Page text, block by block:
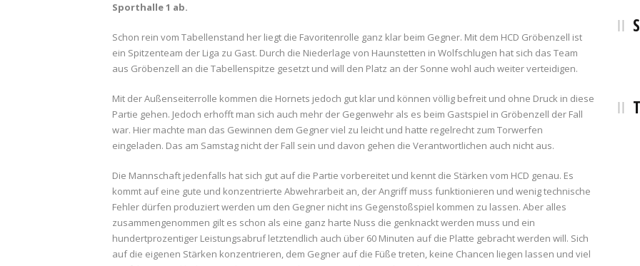
Sporthalle 1 ab.
Schon rein vom Tabellenstand her liegt die Favoritenrolle ganz klar beim Gegner. Mit dem HCD Gröbenzell ist
ein Spitzenteam der Liga zu Gast. Durch die Niederlage von Haunstetten in Wolfschlugen hat sich das Team
aus Gröbenzell an die Tabellenspitze gesetzt und will den Platz an der Sonne wohl auch weiter verteidigen.
Mit der Außenseiterrolle kommen die Hornets jedoch gut klar und können völlig befreit und ohne Druck in diese
Partie gehen. Jedoch erhofft man sich auch mehr der Gegenwehr als es beim Gastspiel in Gröbenzell der Fall
war. Hier machte man das Gewinnen dem Gegner viel zu leicht und hatte regelrecht zum Torwerfen
eingeladen. Das am Samstag nicht der Fall sein und davon gehen die Verantwortlichen auch nicht aus.
Die Mannschaft jedenfalls hat sich gut auf die Partie vorbereitet und kennt die Stärken vom HCD genau. Es
kommt auf eine gute und konzentrierte Abwehrarbeit an, der Angriff muss funktionieren und wenig technische
Fehler dürfen produziert werden um den Gegner nicht ins Gegenstoßspiel kommen zu lassen. Aber alles
zusammengenommen gilt es schon als eine ganz harte Nuss die genknackt werden muss und ein
hundertprozentiger Leistungsabruf letztendlich auch über 60 Minuten auf die Platte gebracht werden will. Sich
auf die eigenen Stärken konzentrieren, dem Gegner auf die Füße treten, keine Chancen liegen lassen und viel